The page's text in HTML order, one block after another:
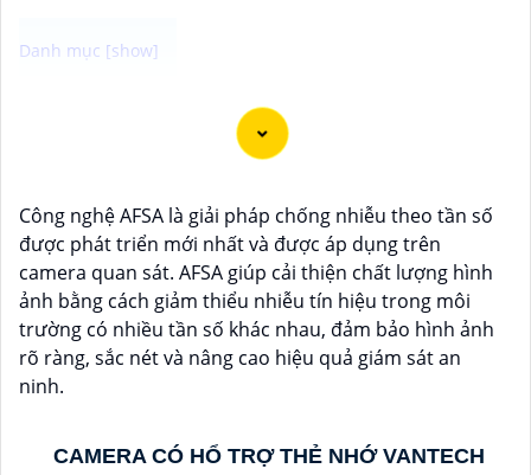
Camera Vantech là một thương hiệu camera an ninh
hàng đầu tại Việt Nam, chúng được thiết kế với công
hoặc doanh nghiệp của bạn.
Vantech Việt Nam cung cấp các dòng sản phẩm
camera giám sát chất lượng cao như camera IP,
camera HD-TVI, camera AHD, camera wifi, camera
thông minh, và nhiều hơn nữa. Các sản phẩm của
Vantech được sản xuất theo tiêu chuẩn chất lượng
cao, đáng tin cậy và dễ sử dụng.
tốt và hỗ trợ khách hàng chu đáo. Đội ngũ nhân viên
Công nghệ AFSA là giải pháp chống nhiễu theo tần số
được phát triển mới nhất và được áp dụng trên
camera quan sát. AFSA giúp cải thiện chất lượng hình
ảnh bằng cách giảm thiểu nhiễu tín hiệu trong môi
trường có nhiều tần số khác nhau, đảm bảo hình ảnh
rõ ràng, sắc nét và nâng cao hiệu quả giám sát an
ninh.
CAMERA CÓ HỔ TRỢ THẺ NHỚ VANTECH